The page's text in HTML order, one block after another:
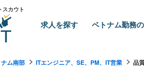
スカウト
求人を探す ベトナム勤務
ム南部 ITエンジニア、SE、PM、IT営業 品